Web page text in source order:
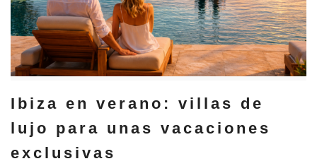
Ibiza en verano: villas de
lujo para unas vacaciones
exclusivas